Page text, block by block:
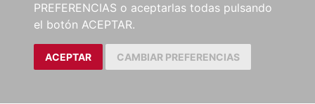
PREFERENCIAS o aceptarlas todas pulsando
el botón ACEPTAR.
ACEPTAR CAMBIAR PREFERENCIAS